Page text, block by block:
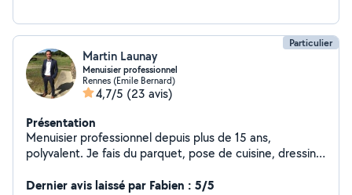
Particulier
Martin Launay
Menuisier professionnel
Rennes (Emile Bernard)
4,7/5 (23 avis)
Présentation
Menuisier professionnel depuis plus de 15 ans,
polyvalent. Je fais du parquet, pose de cuisine, dressing
Cloison sèche et faux plafond Et bien sûr toutes genres
Dernier avis laissé par Fabien : 5/5